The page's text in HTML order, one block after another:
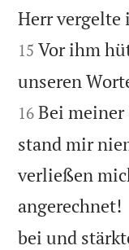
Herr vergelte
15 Vor ihm
unseren
16 Bei
stand mir
verließen
angerechnet!
bei und